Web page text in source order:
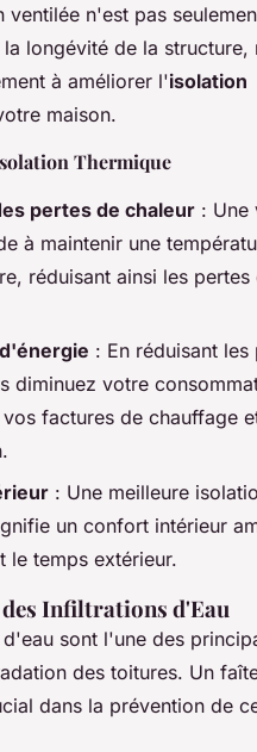
ventilée n'est pas
longévité de la structure,
à améliorer l'isolation
maison.
Thermique
pertes de chaleur : Une
à maintenir une
réduisant ainsi les pertes
: En réduisant les
diminuez votre
factures de chauffage
: Une meilleure
un confort intérieur
le temps extérieur.
Infiltrations d'Eau
sont l'une des
des toitures. Un
dans la prévention de